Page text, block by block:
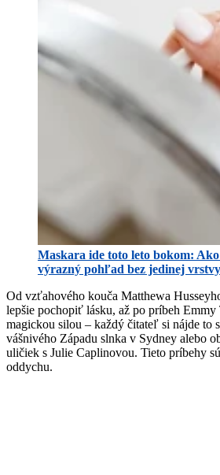
Maskara ide toto leto bokom:
výrazný pohľad bez jedinej
Od vzťahového kouča Matthewa
lepšie pochopiť lásku, až po príbeh
magickou silou – každý čitateľ si nájde to
vášnivého Západu slnka v Sydney alebo
uličiek s Julie Caplinovou. Tieto príbehy
oddychu.